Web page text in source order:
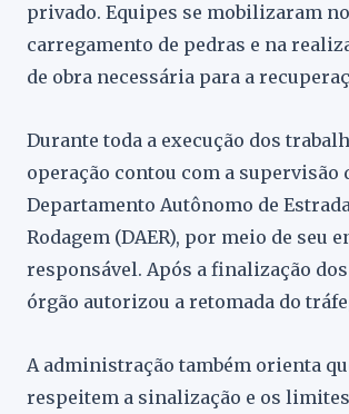
privado. Equipes se mobilizaram no
carregamento de pedras e na
de obra necessária para a
Durante toda a execução dos
operação contou com a supervisão
Departamento Autônomo de
Rodagem (DAER), por meio de seu
responsável. Após a finalização
órgão autorizou a retomada do
A administração também orienta
respeitem a sinalização e os